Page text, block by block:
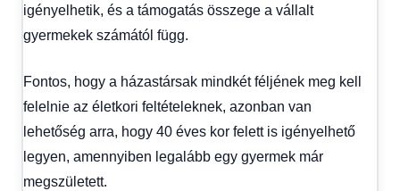
igényelhetik, és a támogatás összege a vállalt
gyermekek számától függ.
Fontos, hogy a házastársak mindkét féljének meg kell
felelnie az életkori feltételeknek, azonban van
lehetőség arra, hogy 40 éves kor felett is igényelhető
legyen, amennyiben legalább egy gyermek már
megszületett.